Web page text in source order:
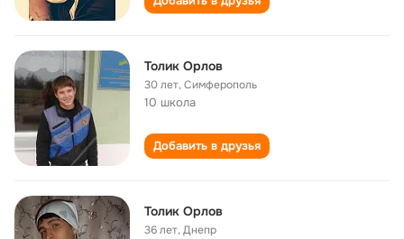
Толик Орлов
30 лет,Симферополь
10 школа
Добавить в друзья
Толик Орлов
36 лет,Днепр